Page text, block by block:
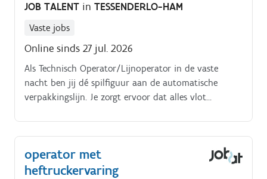
JOB TALENT in TESSENDERLO-HAM
Vaste jobs
Online sinds 27 jul. 2026
Als Technisch Operator/Lijnoperator in de vaste
nacht ben jij dé spilfiguur aan de automatische
verpakkingslijn. Je zorgt ervoor dat alles vlot
aanvoeren van grondstoffen tot het uitvoeren van
kwaliteitscontroles.
operator met
heftruckervaring